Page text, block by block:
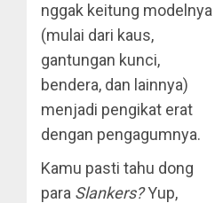
nggak keitung modelnya
(mulai dari kaus,
gantungan kunci,
bendera, dan lainnya)
menjadi pengikat erat
dengan pengagumnya.
Kamu pasti tahu dong
para Slankers?Yup,